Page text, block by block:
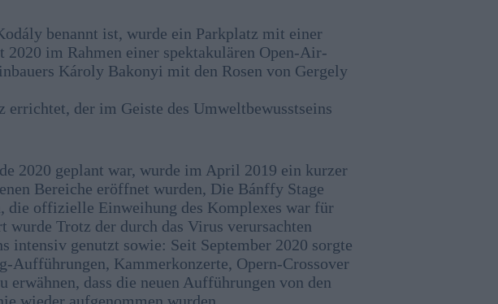
benannt ist, wurde ein Parkplatz mit einer
im Rahmen einer spektakulären Open-Air-
Károly Bakonyi mit den Rosen von Gergely
der im Geiste des Umweltbewusstseins
2020 geplant war, wurde im April 2019 ein kurzer
Bereiche eröffnet wurden, Die Bánffy Stage
die offizielle Einweihung des Komplexes war für
wurde Trotz der durch das Virus verursachten
intensiv genutzt sowie: Seit September 2020 sorgte
Aufführungen, Kammerkonzerte, Opern-Crossover
dass die neuen Aufführungen von den